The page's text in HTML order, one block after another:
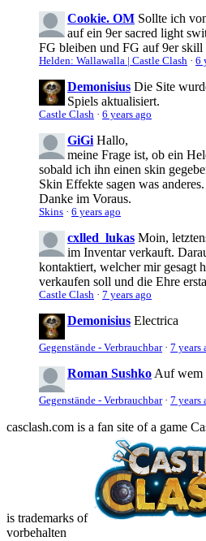
Cookie. OM Sollte ich
auf ein 9er sacred light
FG bleiben und FG auf 9er skill
Helden: Wallawalla | Castle Clash · 6
Demonisius Die Site
Spiels aktualisiert.
Castle Clash · 6 years ago
GiGi Hallo,
meine Frage ist, ob ein
sobald ich ihn einen skin
Skin Effekte sagen was anderes.
Danke im Voraus.
Skins · 6 years ago
cxlled_lukas Moin,
im Inventar verkauft.
kontaktiert, welcher mir gesagt
verkaufen soll und die Ehre
Castle Clash · 7 years ago
Demonisius Electrica
Gegenstände - Verbrauchbar· 7 years
Roman Sushko Auf wem
Gegenstände - Verbrauchbar· 7 years
casclash.com is a fan site of a game
is trademarks of
vorbehalten